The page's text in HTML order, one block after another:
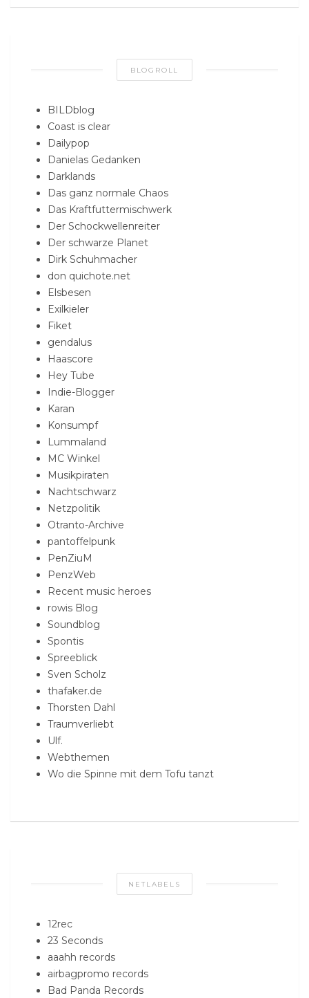
BLOGROLL
BILDblog
Coast is clear
Dailypop
Danielas Gedanken
Darklands
Das ganz normale Chaos
Das Kraftfuttermischwerk
Der Schockwellenreiter
Der schwarze Planet
Dirk Schuhmacher
don quichote.net
Elsbesen
Exilkieler
Fiket
gendalus
Haascore
Hey Tube
Indie-Blogger
Karan
Konsumpf
Lummaland
MC Winkel
Musikpiraten
Nachtschwarz
Netzpolitik
Otranto-Archive
pantoffelpunk
PenZiuM
PenzWeb
Recent music heroes
rowis Blog
Soundblog
Spontis
Spreeblick
Sven Scholz
thafaker.de
Thorsten Dahl
Traumverliebt
Ulf.
Webthemen
Wo die Spinne mit dem Tofu tanzt
NETLABELS
12rec
23 Seconds
aaahh records
airbagpromo records
Bad Panda Records